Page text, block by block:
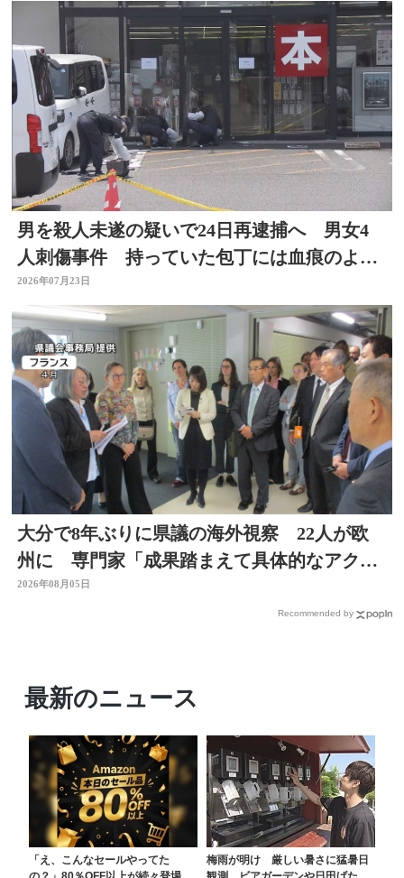
男を殺人未遂の疑いで24日再逮捕へ 男女4
人刺傷事件 持っていた包丁には血痕のよう
なもの付着
2026年07月23日
大分で8年ぶりに県議の海外視察 22人が欧
州に 専門家「成果踏まえて具体的なアクシ
ョン必要」
2026年08月05日
Recommended by
最新のニュース
「え、こんなセールやってた
梅雨が明け 厳しい暑さに猛暑日